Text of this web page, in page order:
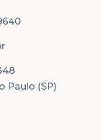
Paulo (SP)